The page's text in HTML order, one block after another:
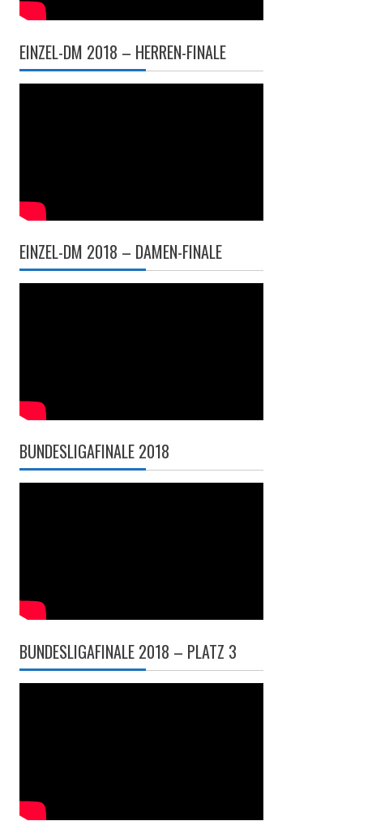
EINZEL-DM 2018 – HERREN-FINALE
EINZEL-DM 2018 – DAMEN-FINALE
BUNDESLIGAFINALE 2018
BUNDESLIGAFINALE 2018 – PLATZ 3